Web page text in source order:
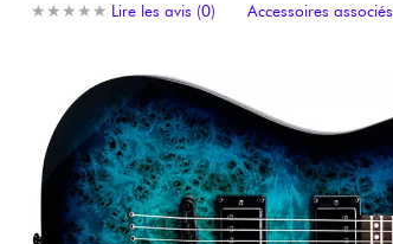
Micros & HF
Eclairage
Violons & Quatuor
HiFi
★ ★ ★ ★ ★
★ ★ ★ ★ ★ Lire les avis (0) Accessoires associés